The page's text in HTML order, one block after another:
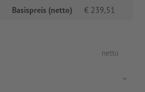
Basispreis (netto) € 239,51
netto